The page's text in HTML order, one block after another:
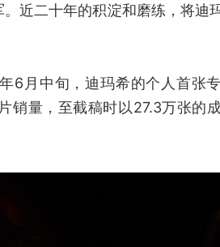
近二十年的积淀和磨练，将迪
6月中旬，迪玛希的个人首张
销量，至截稿时以27.3万张的